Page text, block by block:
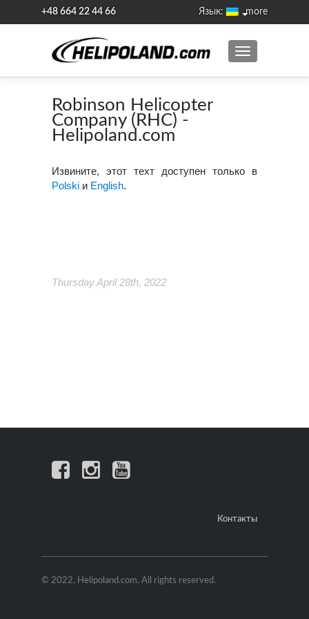
+48 664 22 44 66 more
Язык:
ПОКАЗАТЬ/
Robinson Helicopter
Company (RHC) -
Helipoland.com
Извините, этот техт доступен только в
Polskiи English.
Thursday April 28th, 2022
Контакты
© 2022, Helipoland.com. All rights reserved.